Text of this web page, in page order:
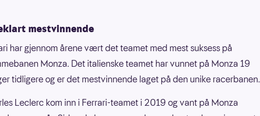
mestvinnende
har gjennom årene vært det teamet med mest suksess på
Monza. Det italienske teamet har vunnet på Monza 19
tidligere og er det mestvinnende laget på den unike racerbanen.
Leclerc kom inn i Ferrari-teamet i 2019 og vant på Monza